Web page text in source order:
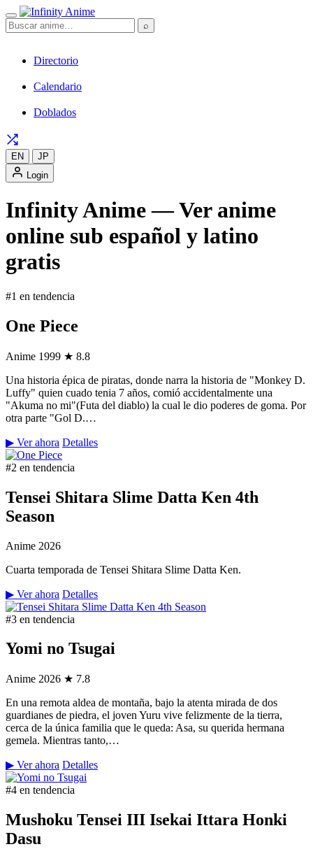
⌕
Directorio
Calendario
Doblados
EN
JP
Login
Infinity Anime — Ver anime
online sub español y latino
gratis
#1 en tendencia
One Piece
Anime 1999 ★ 8.8
Una historia épica de piratas, donde narra la historia de "Monkey D.
Luffy" quien cuado tenia 7 años, comió accidentalmente una
"Akuma no mi"(Futa del diablo) la cual le dio poderes de goma. Por
otra parte "Gol D.…
▶ Ver ahora Detalles
#2 en tendencia
Tensei Shitara Slime Datta Ken 4th
Season
Anime 2026
Cuarta temporada de Tensei Shitara Slime Datta Ken.
▶ Ver ahora Detalles
#3 en tendencia
Yomi no Tsugai
Anime 2026 ★ 7.8
En una remota aldea de montaña, bajo la atenta mirada de dos
guardianes de piedra, el joven Yuru vive felizmente de la tierra,
cerca de la única familia que le queda: Asa, su querida hermana
gemela. Mientras tanto,…
▶ Ver ahora Detalles
#4 en tendencia
Mushoku Tensei III Isekai Ittara Honki
Dasu